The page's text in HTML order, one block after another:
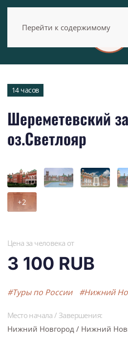
Перейти к содержимому
14 часов
Шереметевский
оз.Светлояр
+2
Цена за человека от
3 100 RUB
#Туры по России #Нижний
Место начала / Завершения:
Нижний Новгород / Нижний